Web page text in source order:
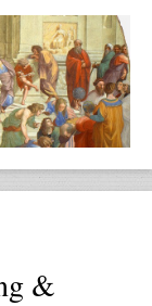
&